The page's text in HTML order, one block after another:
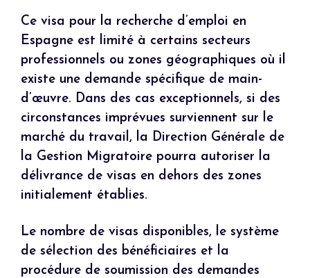
Ce visa pour la recherche d’emploi en
Espagne est limité à certains secteurs
professionnels ou zones géographiques où il
existe une demande spécifique de main-
d’œuvre. Dans des cas exceptionnels, si des
circonstances imprévues surviennent sur le
marché du travail, la Direction Générale de
la Gestion Migratoire pourra autoriser la
délivrance de visas en dehors des zones
initialement établies.
Le nombre de visas disponibles, le système
de sélection des bénéficiaires et la
procédure de soumission des demandes